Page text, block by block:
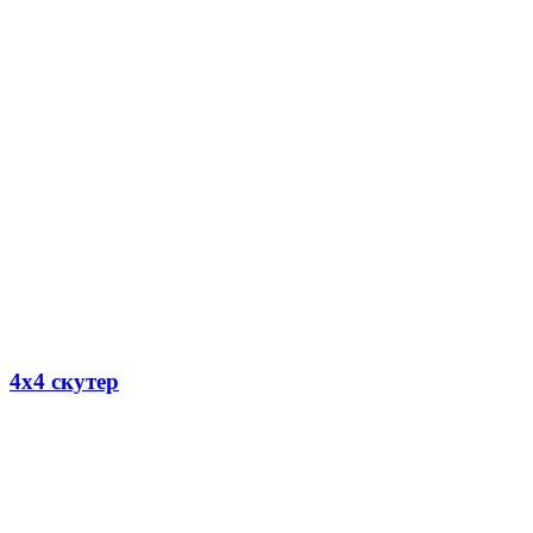
4х4 скутер